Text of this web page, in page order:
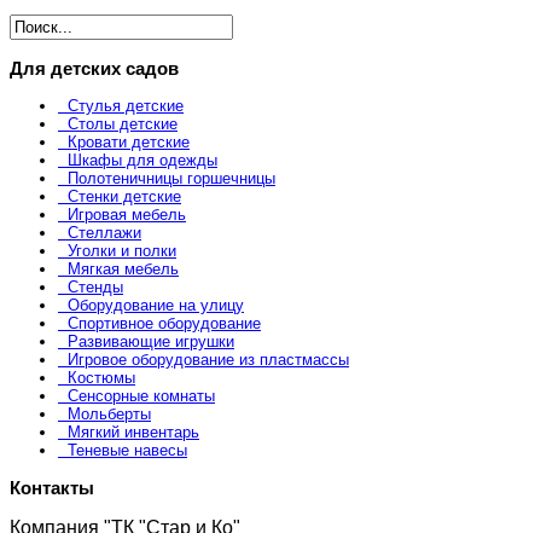
Для детских садов
Стулья детские
Столы детские
Кровати детские
Шкафы для одежды
Полотеничницы горшечницы
Стенки детские
Игровая мебель
Стеллажи
Уголки и полки
Мягкая мебель
Стенды
Оборудование на улицу
Спортивное оборудование
Развивающие игрушки
Игровое оборудование из пластмассы
Костюмы
Сенсорные комнаты
Мольберты
Мягкий инвентарь
Теневые навесы
Контакты
Компания "ТК "Стар и Ко"